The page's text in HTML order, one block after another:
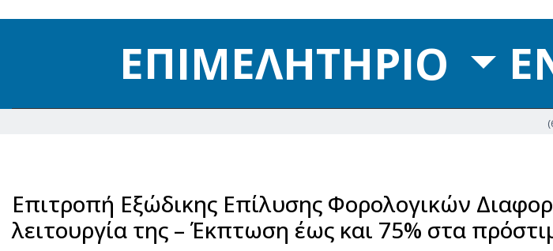
ΕΠΙΜΕΛΗΤΗΡΙΟ
(6/8/2026) - Άνω
Επιτροπή Εξώδικης Επίλυσης Φορολογικών
λειτουργία της – Έκπτωση έως και 75% στα